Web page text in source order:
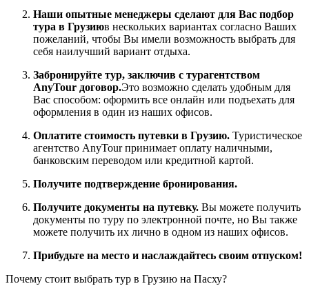
Наши опытные менеджеры сделают для Вас подбор
тура в Грузиюв нескольких вариантах согласно Ваших
пожеланий, чтобы Вы имели возможность выбрать для
себя наилучший вариант отдыха.
Забронируйте тур, заключив с турагентством
AnyTour договор.Это возможно сделать удобным для
Вас способом: оформить все онлайн или подъехать для
оформления в один из наших офисов.
Оплатите стоимость путевки в Грузию. Туристическое
агентство AnyTour принимает оплату наличными,
банковским переводом или кредитной картой.
Получите подтверждение бронирования.
Получите документы на путевку. Вы можете получить
документы по туру по электронной почте, но Вы также
можете получить их лично в одном из наших офисов.
Прибудьте на место и наслаждайтесь своим отпуском!
Почему стоит выбрать тур в Грузию на Пасху?